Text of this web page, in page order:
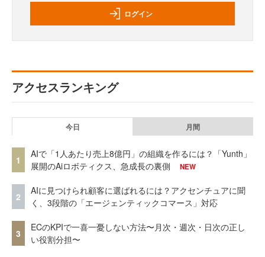
ログイン
アクセスランキング
今日 月間
1
AIで「1人あたり売上8億円」の組織を作るには？「Yunth」
展開のAiロボティクス、急成長の裏側
NEW
2
AIに見つけられ顧客に選ばれるには？アクセンチュアに聞
く、3段階の「エージェンティックコマース」対応
3
ECのKPIで一喜一憂しない方法〜月次・週次・日次の正し
い役割分担〜